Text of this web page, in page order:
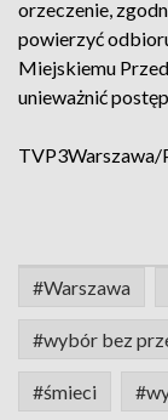
orzeczenie,
powierzyć
Miejskiemu
unieważnić
TVP3Warszawa/
#Warszawa
#wybór bez
#śmieci